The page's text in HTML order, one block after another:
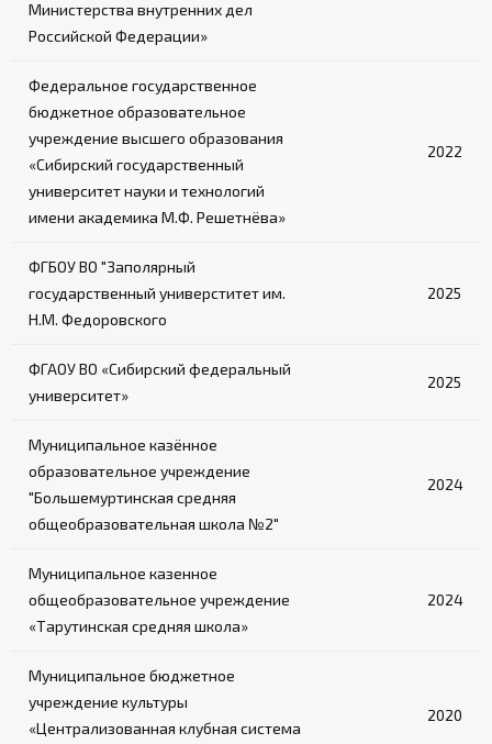
Министерства внутренних дел
Российской Федерации»
Федеральное государственное
бюджетное образовательное
учреждение высшего образования
«Сибирский государственный
университет науки и технологий
имени академика М.Ф. Решетнёва»
2022
ФГБОУ ВО "Заполярный
государственный универститет им.
Н.М. Федоровского
2025
ФГАОУ ВО «Сибирский федеральный
университет»
2025
Муниципальное казённое
образовательное учреждение
"Большемуртинская средняя
общеобразовательная школа №2"
2024
Муниципальное казенное
общеобразовательное учреждение
«Тарутинская средняя школа»
2024
Муниципальное бюджетное
учреждение культуры
«Централизованная клубная система
2020